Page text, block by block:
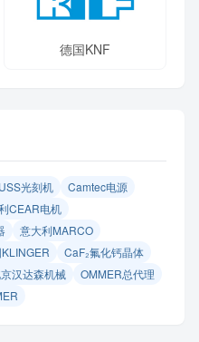
德国KNF
光刻机
Camtec电源
CEAR电机
意大利MARCO
CaF₂氟化钙晶体
汉达森机械
OMMER总代理